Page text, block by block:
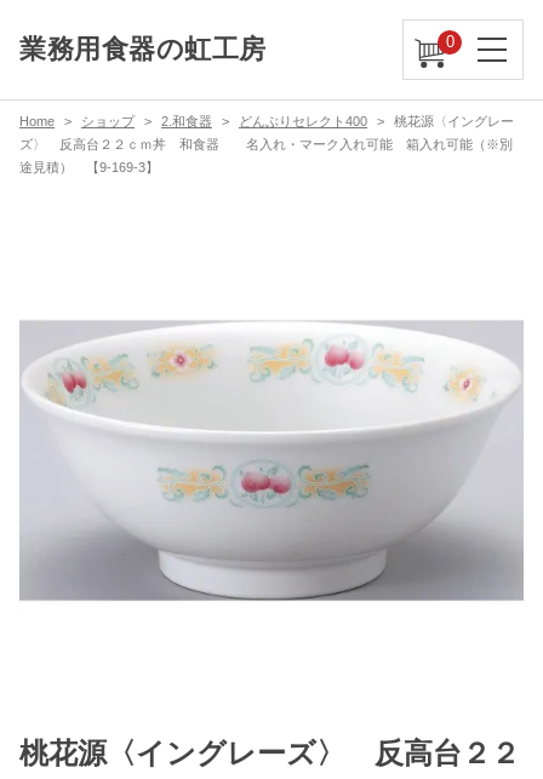
業務用食器の虹工房 0
Home ショップ 2.和食器 どんぶりセレクト400
桃花源〈イングレー
ズ〉 反高台２２ｃｍ丼 和食器 名入れ・マーク入れ可能 箱入れ可能（※別
途見積） 【9-169-3】
桃花源〈イングレーズ〉 反高台２２